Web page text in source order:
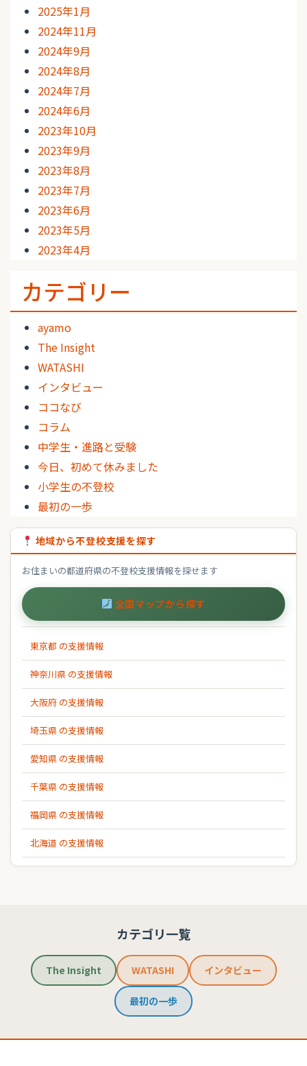
2025年1月
2024年11月
2024年9月
2024年8月
2024年7月
2024年6月
2023年10月
2023年9月
2023年8月
2023年7月
2023年6月
2023年5月
2023年4月
カテゴリー
ayamo
The Insight
WATASHI
インタビュー
ココなび
コラム
中学生・進路と受験
今日、初めて休みました
小学生の不登校
最初の一歩
地域から不登校支援を探す
お住まいの都道府県の不登校支援情報を探せます
全国マップから探す
東京都 の支援情報
神奈川県 の支援情報
大阪府 の支援情報
埼玉県 の支援情報
愛知県 の支援情報
千葉県 の支援情報
福岡県 の支援情報
北海道 の支援情報
カテゴリ一覧
The Insight WATASHI インタビュー
最初の一歩